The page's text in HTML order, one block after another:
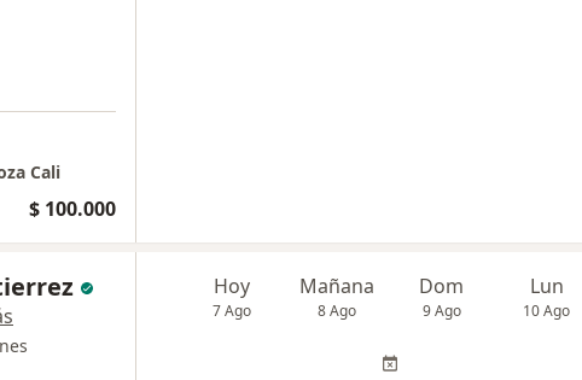
Cali
$ 100.000
Hoy
7 Ago
Mañana
8 Ago
Dom
9 Ago
Lun
10 Ago